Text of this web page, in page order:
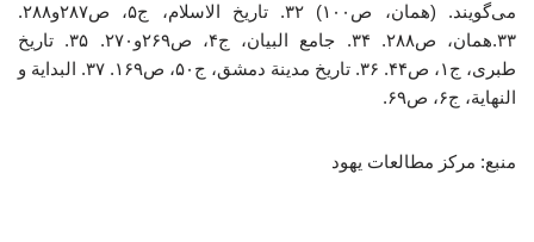
می‌گویند. (همان، ص۱۰۰) ۳۲. تاریخ الاسلام، ج۵، ص۲۸۷و۲۸۸.
۳۳.همان، ص۲۸۸. ۳۴. جامع البیان، ج۴، ص۲۶۹و۲۷۰. ۳۵. تاریخ
طبری، ج۱، ص۴۴. ۳۶. تاریخ مدینة دمشق، ج۵۰، ص۱۶۹. ۳۷. البدایة و
النهایة، ج۶، ص۶۹.
منبع: مرکز مطالعات یهود